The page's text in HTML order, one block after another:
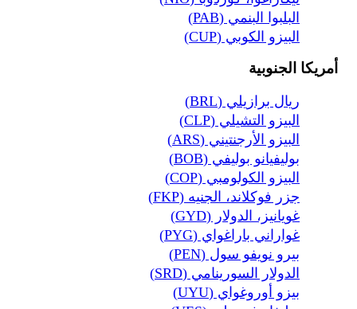
البلبوا البنمي (PAB)
البيزو الكوبي (CUP)
أمريكا الجنوبية
ريال برازيلي (BRL)
البيزو التشيلي (CLP)
البيزو الأرجنتيني (ARS)
بوليفيانو بوليفي (BOB)
البيزو الكولومبي (COP)
جزر فوكلاند، الجنيه (FKP)
غويانيز، الدولار (GYD)
غواراني باراغواي (PYG)
بيرو نويفو سول (PEN)
الدولار السورينامي (SRD)
بيزو أوروغواي (UYU)